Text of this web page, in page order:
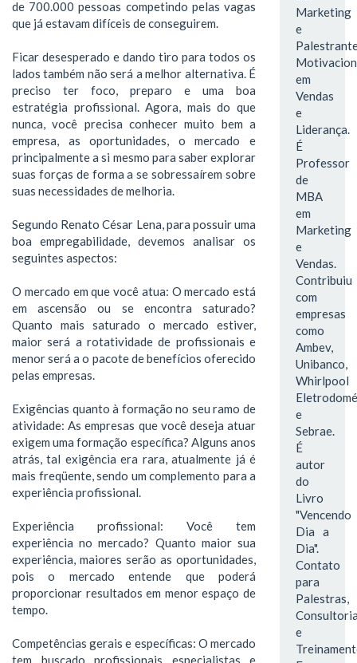
de 700.000 pessoas competindo pelas vagas
que já estavam difíceis de conseguirem.
Ficar desesperado e dando tiro para todos os
lados também não será a melhor alternativa. É
preciso ter foco, preparo e uma boa
estratégia profissional. Agora, mais do que
nunca, você precisa conhecer muito bem a
empresa, as oportunidades, o mercado e
principalmente a si mesmo para saber explorar
suas forças de forma a se sobressaírem sobre
suas necessidades de melhoria.
Segundo Renato César Lena, para possuir uma
boa empregabilidade, devemos analisar os
seguintes aspectos:
O mercado em que você atua: O mercado está
em ascensão ou se encontra saturado?
Quanto mais saturado o mercado estiver,
maior será a rotatividade de profissionais e
menor será a o pacote de benefícios oferecido
pelas empresas.
Exigências quanto à formação no seu ramo de
atividade: As empresas que você deseja atuar
exigem uma formação específica? Alguns anos
atrás, tal exigência era rara, atualmente já é
mais freqüente, sendo um complemento para a
experiência profissional.
Experiência profissional: Você tem
experiência no mercado? Quanto maior sua
experiência, maiores serão as oportunidades,
pois o mercado entende que poderá
proporcionar resultados em menor espaço de
tempo.
Competências gerais e específicas: O mercado
tem buscado profissionais especialistas e
Marketing
e
em
Vendas
e
Liderança.
É
Professor
de
MBA
em
Marketing
e
Vendas.
Contribuiu
com
empresas
como
Ambev,
Unibanco,
Whirlpool
e
Sebrae.
É
autor
do
Livro
"Vencendo
Dia a
Dia".
Contato
para
Palestras,
e